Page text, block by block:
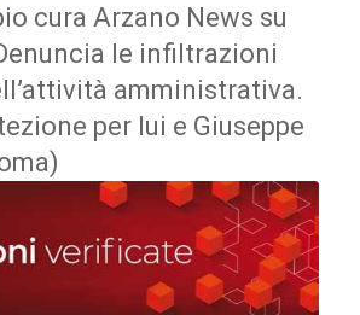
cura Arzano News su
le infiltrazioni
amministrativa.
per lui e Giuseppe